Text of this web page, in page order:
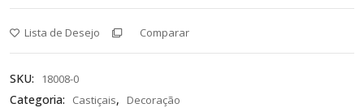
Lista de Desejo Comparar
SKU: 18008-0
Categoria: Castiçais, Decoração